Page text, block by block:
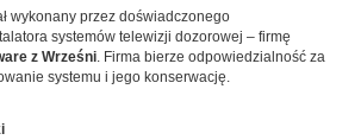
wykonany przez doświadczonego
systemów telewizji dozorowej – firmę
z Wrześni. Firma bierze odpowiedzialność za
systemu i jego konserwację.